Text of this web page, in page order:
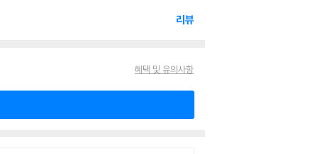
리뷰
혜택 및 유의사항